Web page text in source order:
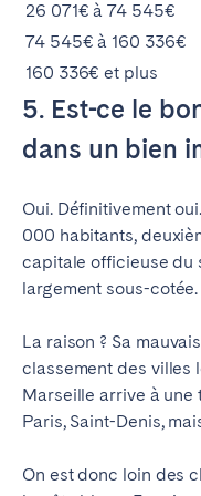
26 071€ à 74 545€
74 545€ à 160 336€
160 336€ et plus
5. Est-ce le
dans un bien
Oui. Définitivement
000 habitants,
capitale officieuse du
largement sous-cotée.
La raison ? Sa
classement des villes
Marseille arrive à une
Paris, Saint-Denis,
On est donc loin des